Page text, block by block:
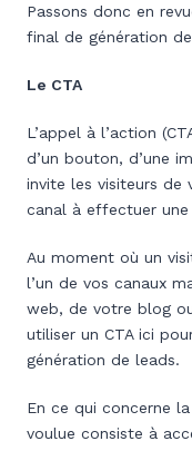
Passons donc en
final de génération
Le CTA
L’appel à l’action
d’un bouton, d’une
invite les visiteurs
canal à effectuer
Au moment où un
l’un de vos canaux
web, de votre blog
utiliser un CTA ici
génération de leads.
En ce qui concerne
voulue consiste à